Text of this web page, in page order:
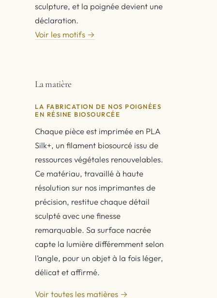
sculpture, et la poignée devient une
déclaration.
Voir les motifs →
La matière
LA FABRICATION DE NOS POIGNÉES
EN RÉSINE BIOSOURCÉE
Chaque pièce est imprimée en PLA
Silk+, un filament biosourcé issu de
ressources végétales renouvelables.
Ce matériau, travaillé à haute
résolution sur nos imprimantes de
précision, restitue chaque détail
sculpté avec une finesse
remarquable. Sa surface nacrée
capte la lumière différemment selon
l’angle, pour un objet à la fois léger,
délicat et affirmé.
Voir toutes les matières →